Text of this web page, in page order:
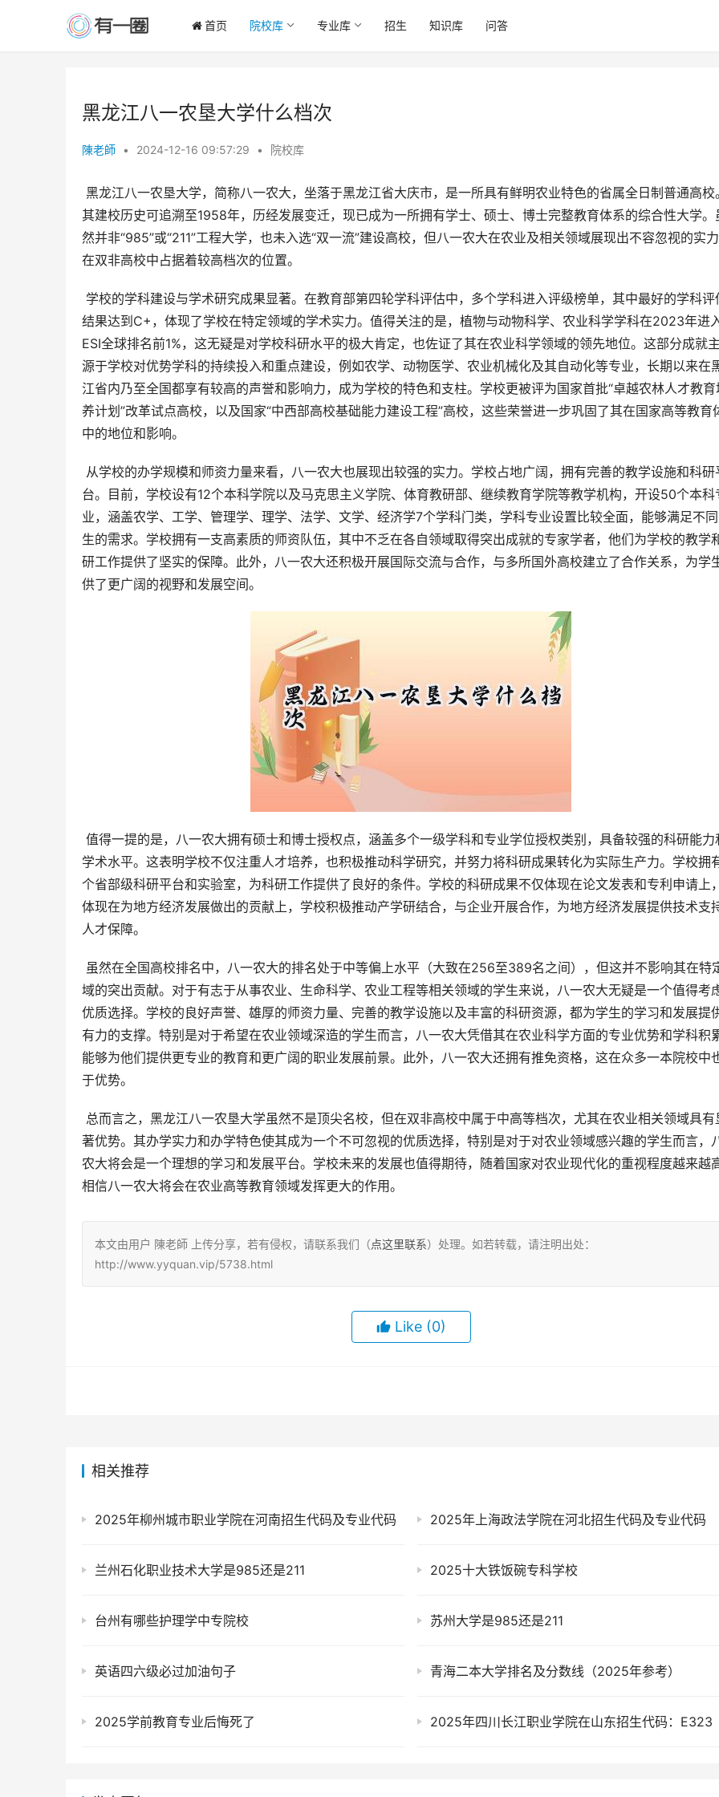
首页 院校库 专业库 招生 知识库 问答
黑龙江八一农垦大学什么档次
陳老師 • 2024-12-16 09:57:29 • 院校库
其建校历史可追溯至1958年，历经发展变迁，现已成为一所拥有学士、硕士、博士完整教育体系的综合性大学。
然并非“985”或“211”工程大学，也未入选“双一流”建设高校，但八一农大在农业及相关领域展现出不容忽视的实力
在双非高校中占据着较高档次的位置。
结果达到C+，体现了学校在特定领域的学术实力。值得关注的是，植物与动物科学、农业科学学科在2023年进
ESI全球排名前1%，这无疑是对学校科研水平的极大肯定，也佐证了其在农业科学领域的领先地位。这部分成就
源于学校对优势学科的持续投入和重点建设，例如农学、动物医学、农业机械化及其自动化等专业，长期以来在
江省内乃至全国都享有较高的声誉和影响力，成为学校的特色和支柱。学校更被评为国家首批“卓越农林人才教育
养计划”改革试点高校，以及国家“中西部高校基础能力建设工程”高校，这些荣誉进一步巩固了其在国家高等教育
中的地位和影响。
台。目前，学校设有12个本科学院以及马克思主义学院、体育教研部、继续教育学院等教学机构，开设50个本科
业，涵盖农学、工学、管理学、理学、法学、文学、经济学7个学科门类，学科专业设置比较全面，能够满足不
生的需求。学校拥有一支高素质的师资队伍，其中不乏在各自领域取得突出成就的专家学者，他们为学校的教学
研工作提供了坚实的保障。此外，八一农大还积极开展国际交流与合作，与多所国外高校建立了合作关系，为学
供了更广阔的视野和发展空间。
学术水平。这表明学校不仅注重人才培养，也积极推动科学研究，并努力将科研成果转化为实际生产力。学校拥
个省部级科研平台和实验室，为科研工作提供了良好的条件。学校的科研成果不仅体现在论文发表和专利申请上
体现在为地方经济发展做出的贡献上，学校积极推动产学研结合，与企业开展合作，为地方经济发展提供技术支
人才保障。
域的突出贡献。对于有志于从事农业、生命科学、农业工程等相关领域的学生来说，八一农大无疑是一个值得考
优质选择。学校的良好声誉、雄厚的师资力量、完善的教学设施以及丰富的科研资源，都为学生的学习和发展提
有力的支撑。特别是对于希望在农业领域深造的学生而言，八一农大凭借其在农业科学方面的专业优势和学科积累
能够为他们提供更专业的教育和更广阔的职业发展前景。此外，八一农大还拥有推免资格，这在众多一本院校中
于优势。
著优势。其办学实力和办学特色使其成为一个不可忽视的优质选择，特别是对于对农业领域感兴趣的学生而言，
农大将会是一个理想的学习和发展平台。学校未来的发展也值得期待，随着国家对农业现代化的重视程度越来越高
相信八一农大将会在农业高等教育领域发挥更大的作用。
本文由用户 陳老師 上传分享，若有侵权，请联系我们（点这里联系）处理。如若转载，请注明出处：
http://www.yyquan.vip/5738.html
Like (0)
相关推荐
2025年柳州城市职业学院在河南招生代码及专业代码 2025年上海政法学院在河北招生代码及专业代码
兰州石化职业技术大学是985还是211 2025十大铁饭碗专科学校
台州有哪些护理学中专院校 苏州大学是985还是211
英语四六级必过加油句子 青海二本大学排名及分数线（2025年参考）
2025学前教育专业后悔死了 2025年四川长江职业学院在山东招生代码：E323